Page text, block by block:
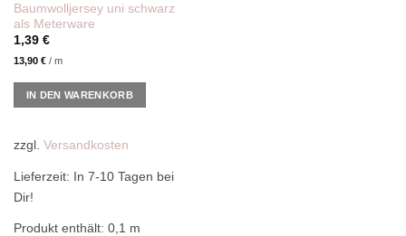
Baumwolljersey uni schwarz
als Meterware
1,39 €
13,90 €/ m
IN DEN WARENKORB
zzgl. Versandkosten
Lieferzeit: In 7-10 Tagen bei
Dir!
Produkt enthält: 0,1 m